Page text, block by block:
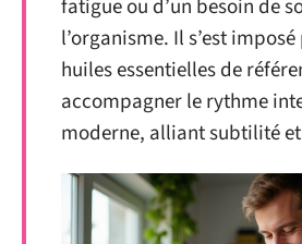
fatigue ou d’un besoin de
l’organisme. Il s’est
huiles essentielles de
accompagner le rythme
moderne, alliant subtilité